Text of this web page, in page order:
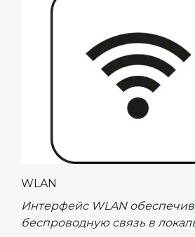
WLAN
Интерфейс WLAN
беспроводную связь в